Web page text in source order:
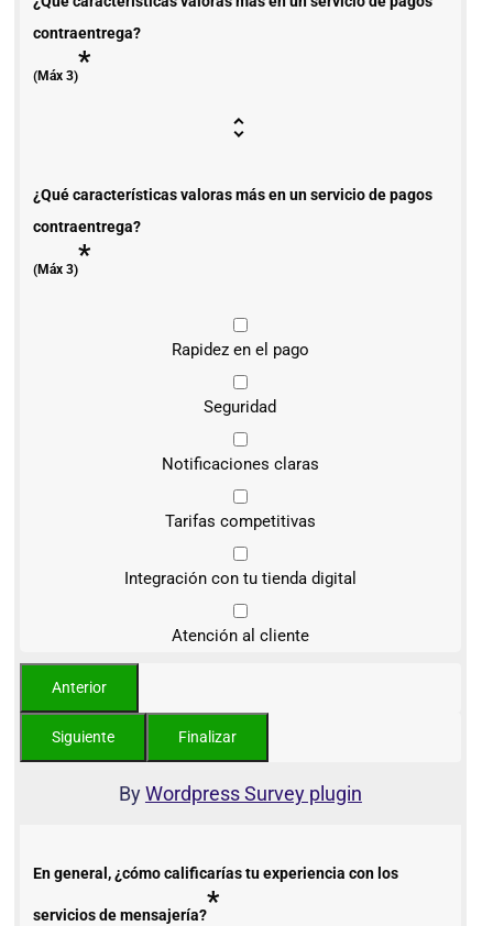
contraentrega?
(Máx 3)*
¿Qué características valoras más en un servicio de pagos
contraentrega?
(Máx 3)*
Rapidez en el pago
Seguridad
Notificaciones claras
Tarifas competitivas
Integración con tu tienda digital
Atención al cliente
ByWordpress Survey plugin
En general, ¿cómo calificarías tu experiencia con los
servicios de mensajería?*